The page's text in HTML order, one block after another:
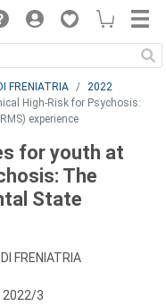
FRENIATRIA
2022
High-Risk for Psychosis:
experience
for youth at
The
State
FRENIATRIA
2022/3